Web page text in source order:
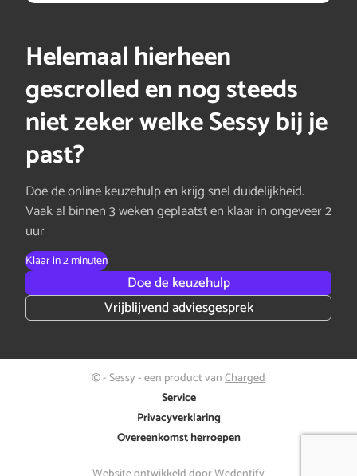
Helemaal hierheen
gescrolled en nog steeds
niet zeker welke Sessy bij je
past?
Doe de online keuzehulp en krijg snel duidelijkheid.
Vaak al binnen 3 weken geplaatst en klaar in ongeveer 2
uur
Klaar in 2 minuten
Doe de keuzehulp
Vrijblijvend adviesgesprek
© - Sessy - een product vanCharged
Service
Privacyverklaring
Overeenkomst herroepen